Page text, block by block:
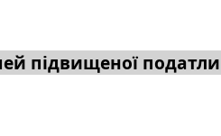
підвищеної